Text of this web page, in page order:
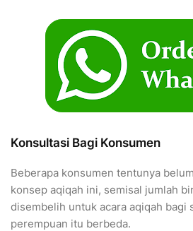
Konsultasi Bagi Konsumen
Beberapa konsumen tentunya
konsep aqiqah ini, semisal jumlah
disembelih untuk acara aqiqah bagi
perempuan itu berbeda.